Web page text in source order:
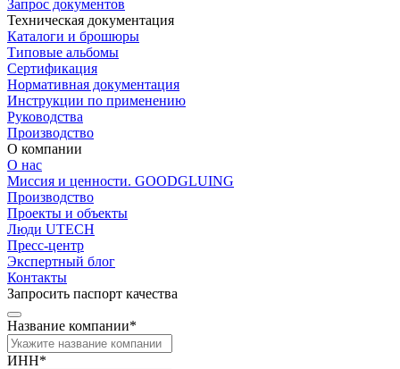
Запрос документов
Техническая документация
Каталоги и брошюры
Типовые альбомы
Сертификация
Нормативная документация
Инструкции по применению
Руководства
Производство
О компании
О нас
Миссия и ценности. GOODGLUING
Производство
Проекты и объекты
Люди UTECH
Пресс-центр
Экспертный блог
Контакты
Запросить паспорт качества
Название компании*
ИНН*